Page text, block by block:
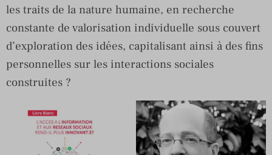
les traits de la nature humaine, en recherche
constante de valorisation individuelle sous couvert
d’exploration des idées, capitalisant ainsi à des fins
personnelles sur les interactions sociales
construites ?